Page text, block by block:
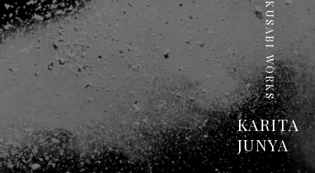
KARITA
JUNYA
KUSABI WORKS